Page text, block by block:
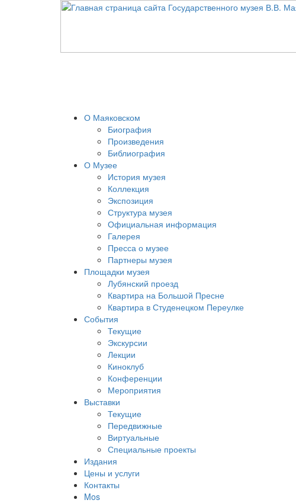
О Маяковском
Биография
Произведения
Библиография
О Музее
История музея
Коллекция
Экспозиция
Структура музея
Официальная информация
Галерея
Пресса о музее
Партнеры музея
Площадки музея
Лубянский проезд
Квартира на Большой Пресне
Квартира в Студенецком Переулке
События
Текущие
Экскурсии
Лекции
Киноклуб
Конференции
Мероприятия
Выставки
Текущие
Передвижные
Виртуальные
Специальные проекты
Издания
Цены и услуги
Контакты
Mos